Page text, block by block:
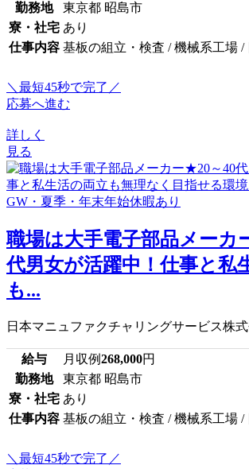
勤務地
東京都 昭島市
寮・社宅 あり
仕事内容 基板の組立・検査 / 機械系工場 /
＼最短45秒で完了／
応募へ進む
詳しく
見る
職場は大手電子部品メーカ
代男女が活躍中！仕事と私
も...
日本マニュファクチャリングサービス株
給与 月収例268,000円
勤務地
東京都 昭島市
寮・社宅 あり
仕事内容 基板の組立・検査 / 機械系工場 /
＼最短45秒で完了／